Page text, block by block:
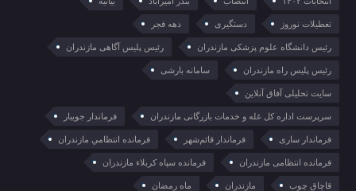
تعطیلات نوروز دستگیری دهه فجر
رئیس دانشگاه علوم پزشکی مازندران رئیس پلیس آگاهی مازندران
رئیس پلیس راه مازندران سامانه بارشی
سایت تحلیلی آفاق آنلاین
سرپرست اداره کل غله و خدمات بازرگانی مازندران فرماندار جویبار
فرماندار ساری فرماندار قائم‌شهر فرمانده انتظامي مازندران
فرمانده انتظامی مازندران فرمانده سپاه کربلاء مازندران
قاچاق چوب مازندران ماه رمضان